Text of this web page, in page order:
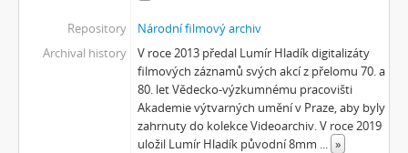
[Subseries] Hlavolam
[Subseries] Kytka
[Subseries] Erosynta I
[Subseries] Monoskop no. 3 – Monkeyking legend
[Subseries] Pohádka pro šílence
[Subseries] Chewing Gum
Repository
Národní filmový archiv
Archival history
V roce 2013 předal Lumír Hladík digitalizáty
filmových záznamů svých akcí z přelomu 70. a
80. let Vědecko-výzkumnému pracovišti
Akademie výtvarných umění v Praze, aby byly
zahrnuty do kolekce Videoarchiv. V roce 2019
uložil Lumír Hladík původní 8mm ... »